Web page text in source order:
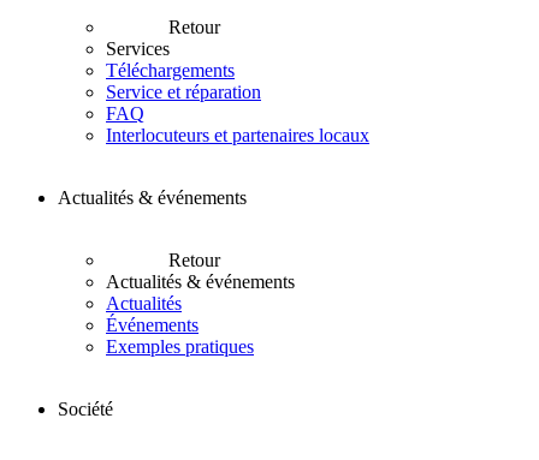
Retour
Services
Téléchargements
Service et réparation
FAQ
Interlocuteurs et partenaires locaux
Actualités & événements
Retour
Actualités & événements
Actualités
Événements
Exemples pratiques
Société